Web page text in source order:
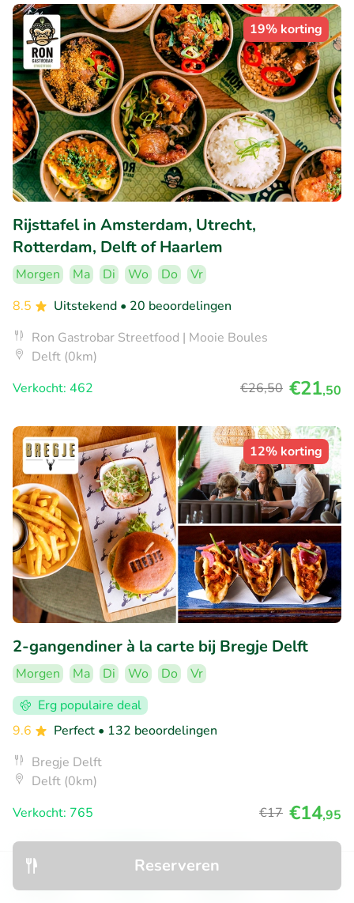
Reserveren
19% korting
Rijsttafel in Amsterdam, Utrecht,
Rotterdam, Delft of Haarlem
Morgen Ma Di Wo Do
Vr
8.5
Uitstekend • 20 beoordelingen
Ron Gastrobar Streetfood | Mooie Boules
Delft (0km)
Verkocht: 462
€26,50 €21,50
12% korting
2-gangendiner à la carte bij Bregje Delft
Morgen Ma Di Wo Do
Vr
Erg populaire deal
9.6
Perfect • 132 beoordelingen
Bregje Delft
Delft (0km)
Verkocht: 765
€17 €14,95